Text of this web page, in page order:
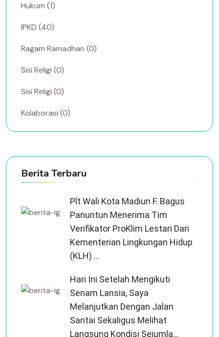
Hukum (1)
IPKD (40)
Ragam Ramadhan (0)
Sisi Religi (0)
Sisi Religi (0)
Kolaborasi (0)
Berita Terbaru
Plt Wali Kota Madiun F. Bagus
Panuntun Menerima Tim
Verifikator ProKlim Lestari Dari
Kementerian Lingkungan Hidup
(KLH) ...
Hari Ini Setelah Mengikuti
Senam Lansia, Saya
Melanjutkan Dengan Jalan
Santai Sekaligus Melihat
Langsung Kondisi Sejumla...